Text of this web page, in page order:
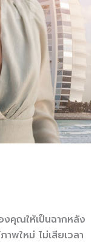
คุณให้เป็นฉากหลัง
พใหม่ ไม่เสียเวลา